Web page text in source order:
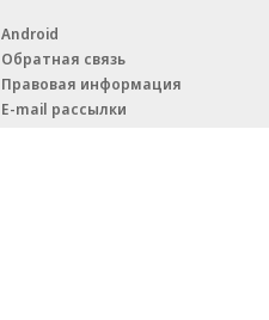
Android
Обратная связь
Правовая информация
E-mail рассылки